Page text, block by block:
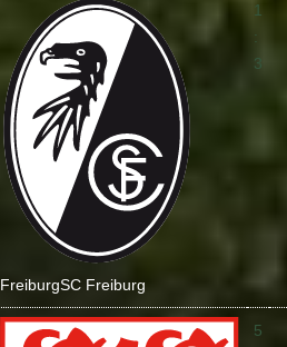
FreiburgSC Freiburg
1
:
3
5